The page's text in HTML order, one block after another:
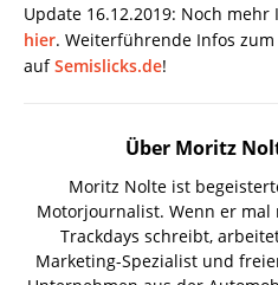
Update 16.12.2019: Noch
hier. Weiterführende Infos
aufSemislicks.de!
Über Moritz
Moritz Nolte ist
Motorjournalist. Wenn er
Trackdays schreibt,
Marketing-Spezialist und